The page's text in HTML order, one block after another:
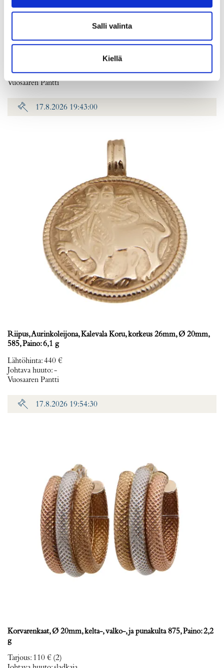
Salli valinta
Kiellä
Panssarikaulaketju, pituus 55cm, leveys 5mm, 585, Paino: 14 g
Johtava huuto:siika
Vuosaaren Pantti
17.8.2026 19:43:00
Riipus, Aurinkoleijona, Kalevala Koru, korkeus 26mm, Ø 20mm,
585, Paino: 6,1 g
Lähtöhinta:440 €
Johtava huuto:-
Vuosaaren Pantti
17.8.2026 19:54:30
Korvarenkaat, Ø 20mm, kelta-, valko-, ja punakulta 875, Paino: 2,2
g
Tarjous: 110 € (2)